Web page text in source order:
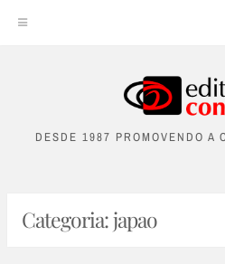
contentDESDE 1987 PROMOVENDO A
Categoria:japao